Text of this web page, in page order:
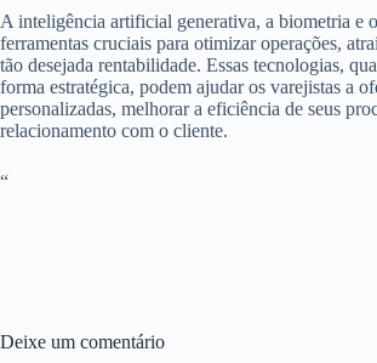
A inteligência artificial generativa, a biometria e
ferramentas cruciais para otimizar operações,
tão desejada rentabilidade. Essas tecnologias,
forma estratégica, podem ajudar os varejistas a
personalizadas, melhorar a eficiência de seus
relacionamento com o cliente.
“
Deixe um comentário